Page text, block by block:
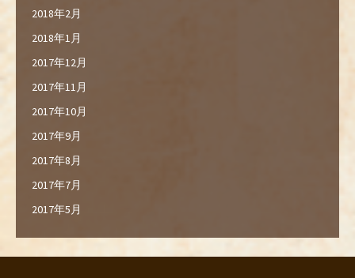
2018年2月
2018年1月
2017年12月
2017年11月
2017年10月
2017年9月
2017年8月
2017年7月
2017年5月